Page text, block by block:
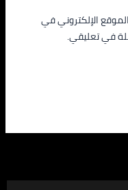
الإلكتروني في
في تعليقي.